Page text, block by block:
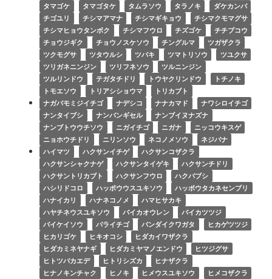
タマゴケ
タマゴタケ タムラソウ タラノキ
ダケカンバ
チゴユリ
チシマアマナ チシマギキョウ
チシマクモマグサ
チシマヒョウタンボク
チシマフウロ チズゴケ
チチブコウ
チョウジギク
チョウノスケソウ チングルマ
ツガザクラ
ツクモグサ
ツタウルシ ツバキ ツマトリソウ
ツユクサ
ツリガネニンジン
ツリフネソウ
ツルニンジン
ツルリンドウ
テガタチドリ トウヤクリンドウ
トチノキ
トモエソウ
トリアシショウマ
トリカブト
ナガバモミジイチゴ
ナデシコ ナナカマド
ナワシロイチゴ
ナンタイブシ
ナンバンギセル
ナンブイヌナズナ
ナンブトウウチソウ
ニガイチゴ ニガナ
ニッコウキスゲ
ニョホウチドリ
ニリンソウ ネコノメソウ
ネジバナ
ハイマツ
ハクサンイチゲ
ハクサンコザクラ
ハクサンシャクナゲ
ハクサンタイゲキ
ハクサンチドリ
ハクサントリカブト
ハクサンフウロ
ハクバブシ
ハシリドコロ
ハッポウウスユキソウ
ハッポウタカネセンブリ
ハナイカリ
ハナネコノメ
ハマヒサカキ
ハヤチネウスユキソウ
バイカオウレン
バイカツツジ
バイケイソウ
バライチゴ バンダイクワガタ
ヒカゲツツジ
ヒカリゴケ
ヒキオコシ
ヒダカイワザクラ
ヒダカミネヤナギ
ヒダカミヤマノエンドウ
ヒツジグサ
ヒトツバカエデ
ヒトリシズカ
ヒナザクラ
ヒナノキンチャク
ヒノキ ヒメウスユキソウ ヒメコザクラ